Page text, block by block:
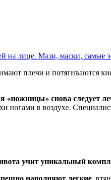
на лице. Мази, маски, самые
плечи и потягиваются
«ножницы» снова следует
ногами в воздухе.
учит уникальный